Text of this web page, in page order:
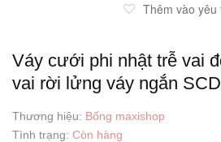
Thêm vào yêu
Váy cưới phi nhật trễ vai
vai rời lửng váy ngắn
Thương hiệu: Bống maxishop
Tình trạng: Còn hàng